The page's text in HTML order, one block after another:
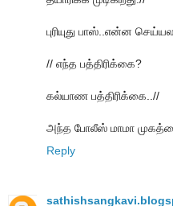
புரியுது பாஸ்..என்ன
// எந்த பத்திரிக்கை?
கல்யாண பத்திரிக்கை..//
அந்த போலீஸ் மாமா
Reply